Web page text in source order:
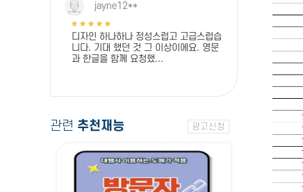
jayne12**
디자인 하나하나 정성스럽고 고급스럽습
니다. 기대 했던 것 그 이상이에요. 영문
과 한글을 함께 요청했...
관련 추천재능 광고신청